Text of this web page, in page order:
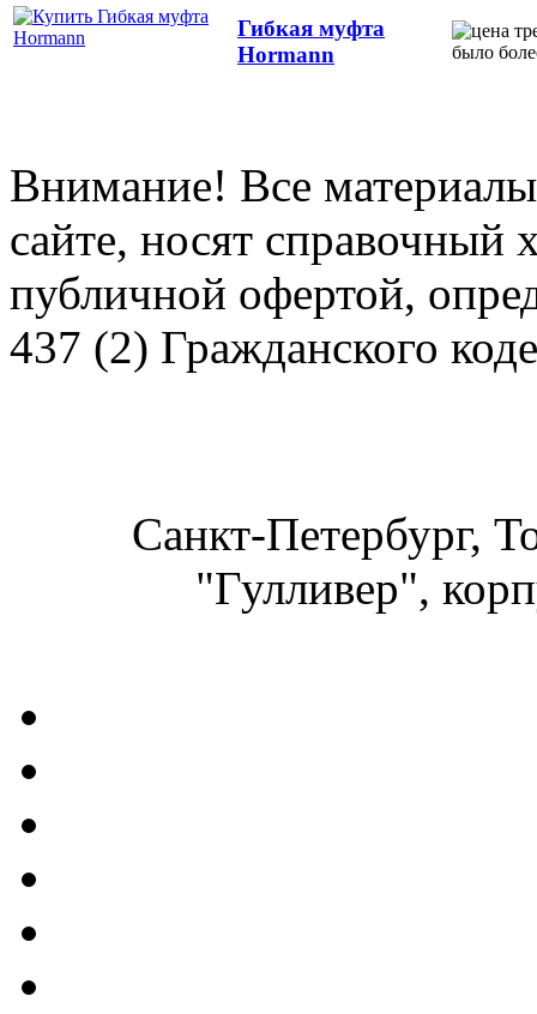
Гибкая муфта
Hormann
Внимание! Все
сайте, носят справочный
публичной офертой,
437 (2) Гражданского
Санкт-Петербург,
"Гулливер",